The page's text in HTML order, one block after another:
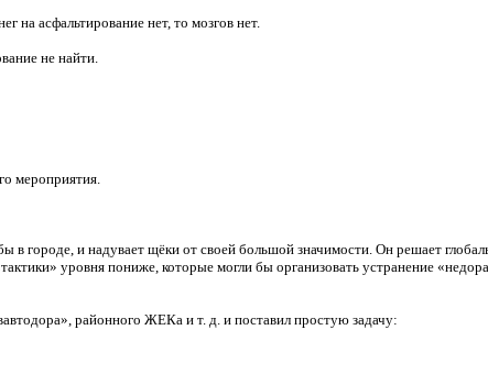
на асфальтирование нет, то мозгов нет.
не найти.
мероприятия.
и надувает щёки от своей большой значимости. Он решает
уровня пониже, которые могли бы организовать устранение
районного ЖЕКа и т. д. и поставил простую задачу: